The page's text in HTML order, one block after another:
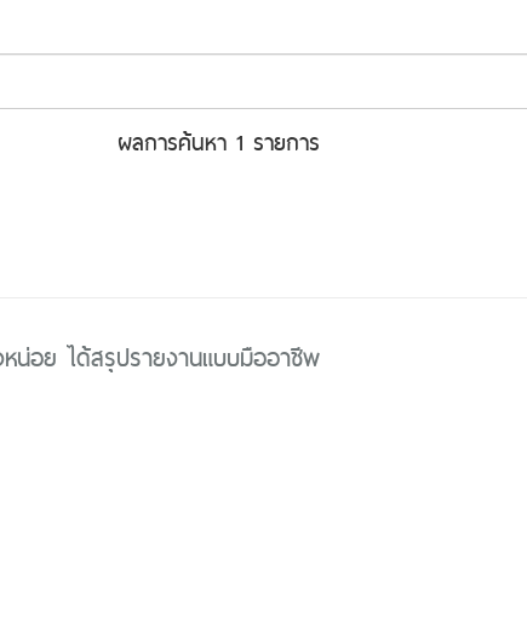
ผลการค้นหา 1 รายการ
น่อย ได้สรุปรายงานแบบมืออาชีพ